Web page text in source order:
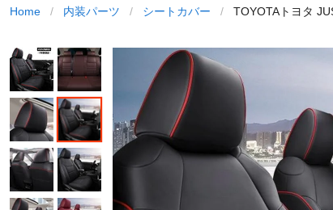
Home / 内装パーツ / シートカバー / TOYOTAトヨタ